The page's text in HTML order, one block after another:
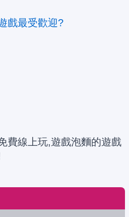
戲最受歡迎?
費線上玩,遊戲泡麵的遊戲